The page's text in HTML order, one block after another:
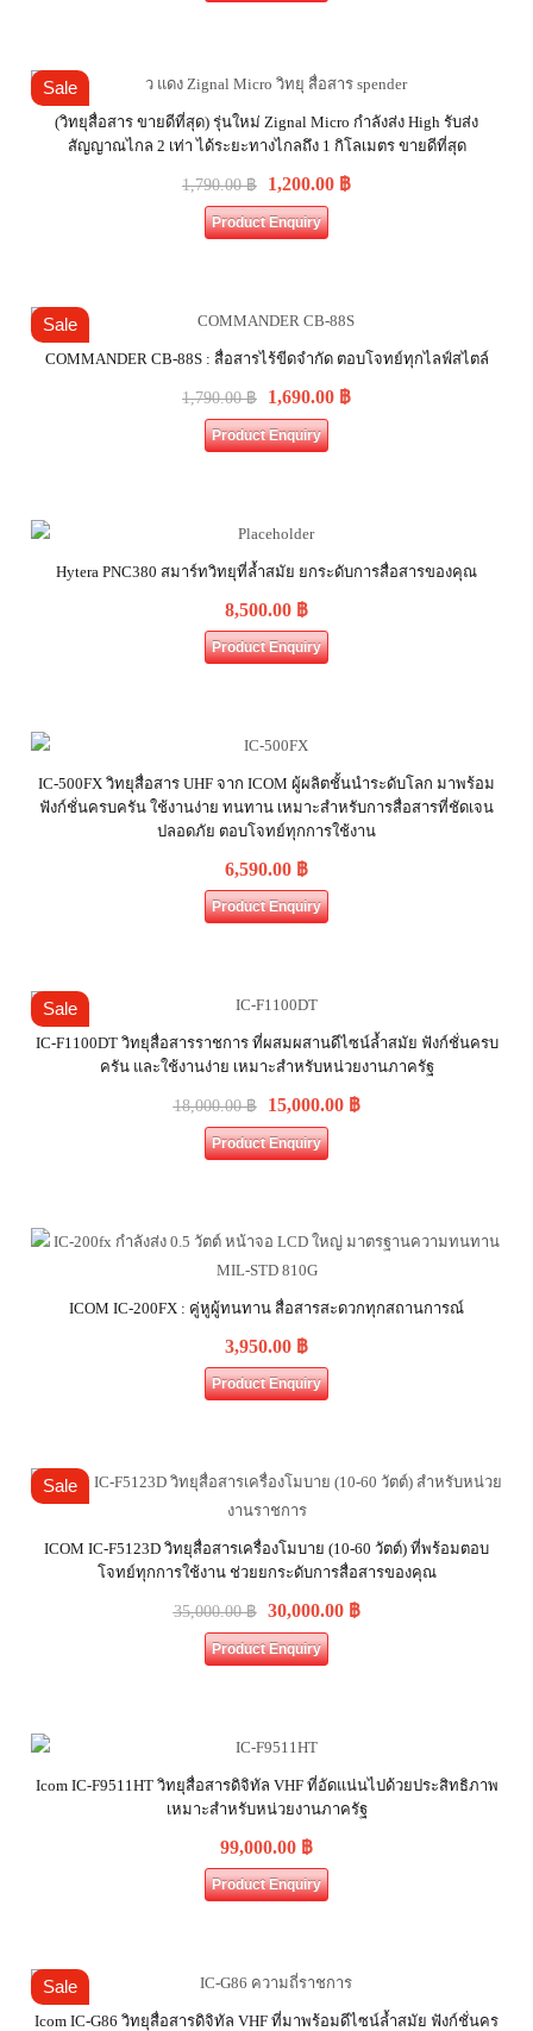
Sale
(วิทยุสื่อสาร ขายดีที่สุด) รุ่นใหม่ Zignal Micro กำลังส่ง High รับส่ง
สัญญาณไกล 2 เท่า ได้ระยะทางไกลถึง 1 กิโลเมตร ขายดีที่สุด
1,790.00฿ 1,200.00 ฿
Product Enquiry
Sale
COMMANDER CB-88S : สื่อสารไร้ขีดจำกัด ตอบโจทย์ทุกไลฟ์สไตล์
1,790.00฿ 1,690.00 ฿
Product Enquiry
Hytera PNC380 สมาร์ทวิทยุที่ล้ำสมัย ยกระดับการสื่อสารของคุณ
8,500.00 ฿
Product Enquiry
IC-500FX วิทยุสื่อสาร UHF จาก ICOM ผู้ผลิตชั้นนำระดับโลก มาพร้อม
ฟังก์ชั่นครบครัน ใช้งานง่าย ทนทาน เหมาะสำหรับการสื่อสารที่ชัดเจน
ปลอดภัย ตอบโจทย์ทุกการใช้งาน
6,590.00 ฿
Product Enquiry
Sale
IC-F1100DT วิทยุสื่อสารราชการ ที่ผสมผสานดีไซน์ล้ำสมัย ฟังก์ชั่นครบ
ครัน และใช้งานง่าย เหมาะสำหรับหน่วยงานภาครัฐ
18,000.00฿ 15,000.00 ฿
Product Enquiry
ICOM IC-200FX : คู่หูผู้ทนทาน สื่อสารสะดวกทุกสถานการณ์
3,950.00 ฿
Product Enquiry
Sale
ICOM IC-F5123D วิทยุสื่อสารเครื่องโมบาย (10-60 วัตต์) ที่พร้อมตอบ
โจทย์ทุกการใช้งาน ช่วยยกระดับการสื่อสารของคุณ
35,000.00฿ 30,000.00 ฿
Product Enquiry
Icom IC-F9511HT วิทยุสื่อสารดิจิทัล VHF ที่อัดแน่นไปด้วยประสิทธิภาพ
เหมาะสำหรับหน่วยงานภาครัฐ
99,000.00 ฿
Product Enquiry
Sale
Icom IC-G86 วิทยุสื่อสารดิจิทัล VHF ที่มาพร้อมดีไซน์ล้ำสมัย ฟังก์ชั่นคร